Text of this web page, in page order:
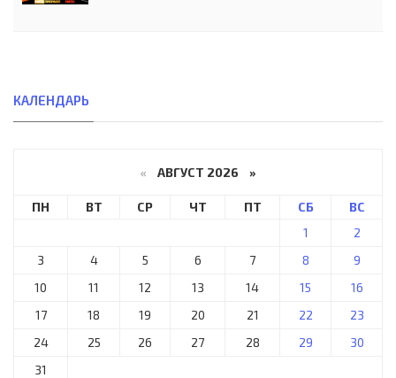
КАЛЕНДАРЬ
« АВГУСТ 2026 »
ПН ВТ СР ЧТ ПТ СБ
ВС
1
2
3
4 5 6 7 8
9
10
11 12 13 14 15
16
17
18 19 20 21 22
23
24
25 26 27 28 29
30
31